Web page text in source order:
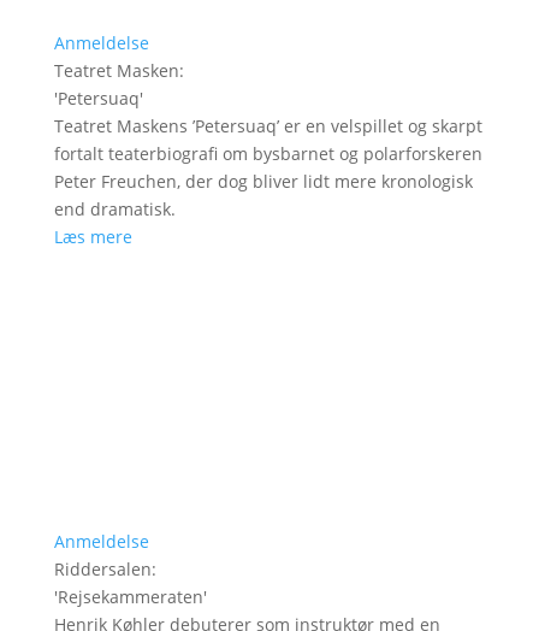
Anmeldelse
Teatret Masken:
'Petersuaq'
Teatret Maskens ’Petersuaq’ er en velspillet og skarpt
fortalt teaterbiografi om bysbarnet og polarforskeren
Peter Freuchen, der dog bliver lidt mere kronologisk
end dramatisk.
Læs mere
Anmeldelse
Riddersalen:
'Rejsekammeraten'
Henrik Køhler debuterer som instruktør med en